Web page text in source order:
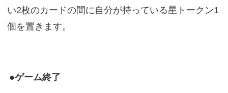
い2枚のカードの間に自分が持っている星トークン1
個を置きます。
●ゲーム終了